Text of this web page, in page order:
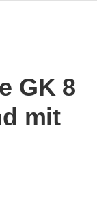
GK 8
mit